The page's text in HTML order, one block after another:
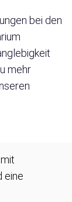
bei den
mehr
eine